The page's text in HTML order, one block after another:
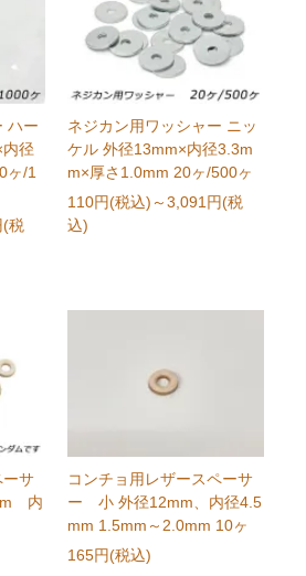
ハー
径
ヶ/1
(税
ネジカン用ワッシャー ニッ
ケル 外径13mm×内径3.3m
m×厚さ1.0mm 20ヶ/500ヶ
110円(税込) ～3,091円(税
込)
ーサ
内
コンチョ用レザースペーサ
ー 小 外径12mm、内径4.5
mm 1.5mm～2.0mm 10ヶ
165円(税込)